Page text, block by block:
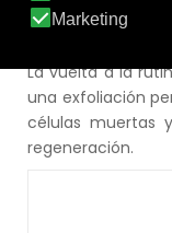
hemos
La vuelta a la
una exfoliación
células muertas
regeneración.